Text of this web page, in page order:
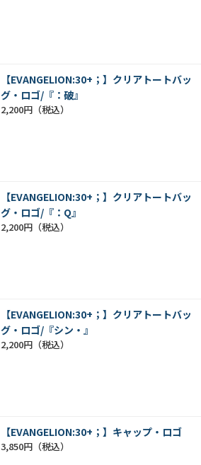
【EVANGELION:30+；】クリアトートバッ
グ・ロゴ/『：破』
2,200円
【EVANGELION:30+；】クリアトートバッ
グ・ロゴ/『：Q』
2,200円
【EVANGELION:30+；】クリアトートバッ
グ・ロゴ/『シン・』
2,200円
【EVANGELION:30+；】キャップ・ロゴ
3,850円